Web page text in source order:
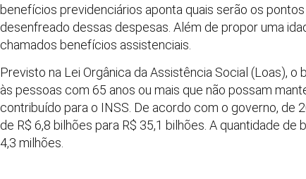
benefícios previdenciários aponta quais serão os
desenfreado dessas despesas. Além de propor uma
chamados benefícios assistenciais.
Previsto na Lei Orgânica da Assistência Social (Loas),
às pessoas com 65 anos ou mais que não possam
contribuído para o INSS. De acordo com o governo,
de R$ 6,8 bilhões para R$ 35,1 bilhões. A quantidade
4,3 milhões.